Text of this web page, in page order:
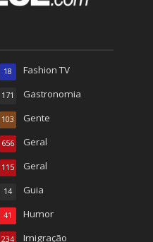
Fashion TV
18
Gastronomia
171
Gente
103
Geral
656
Geral
115
Guia
14
Humor
41
Imigração
234